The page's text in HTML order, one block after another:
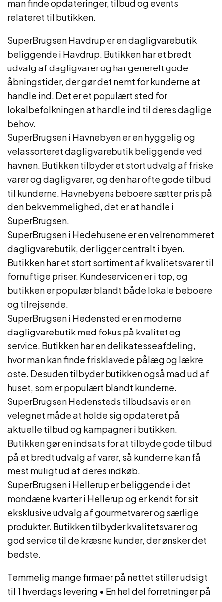
man finde opdateringer, tilbud og events
relateret til butikken.
SuperBrugsen Havdrup er en dagligvarebutik
beliggende i Havdrup. Butikken har et bredt
udvalg af dagligvarer og har generelt gode
åbningstider, der gør det nemt for kunderne at
handle ind. Det er et populært sted for
lokalbefolkningen at handle ind til deres daglige
behov.
SuperBrugsen i Havnebyen er en hyggelig og
velassorteret dagligvarebutik beliggende ved
havnen. Butikken tilbyder et stort udvalg af friske
varer og dagligvarer, og den har ofte gode tilbud
til kunderne. Havnebyens beboere sætter pris på
den bekvemmelighed, det er at handle i
SuperBrugsen.
SuperBrugsen i Hedehusene er en velrenommeret
dagligvarebutik, der ligger centralt i byen.
Butikken har et stort sortiment af kvalitetsvarer til
fornuftige priser. Kundeservicen er i top, og
butikken er populær blandt både lokale beboere
og tilrejsende.
SuperBrugsen i Hedensted er en moderne
dagligvarebutik med fokus på kvalitet og
service. Butikken har en delikatesseafdeling,
hvor man kan finde frisklavede pålæg og lækre
oste. Desuden tilbyder butikken også mad ud af
huset, som er populært blandt kunderne.
SuperBrugsen Hedensteds tilbudsavis er en
velegnet måde at holde sig opdateret på
aktuelle tilbud og kampagner i butikken.
Butikken gør en indsats for at tilbyde gode tilbud
på et bredt udvalg af varer, så kunderne kan få
mest muligt ud af deres indkøb.
SuperBrugsen i Hellerup er beliggende i det
mondæne kvarter i Hellerup og er kendt for sit
eksklusive udvalg af gourmetvarer og særlige
produkter. Butikken tilbyder kvalitetsvarer og
god service til de kræsne kunder, der ønsker det
bedste.
Temmelig mange firmaer på nettet stiller udsigt
til 1 hverdags levering • En hel del forretninger på